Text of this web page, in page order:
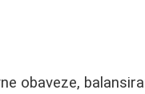
obaveze,